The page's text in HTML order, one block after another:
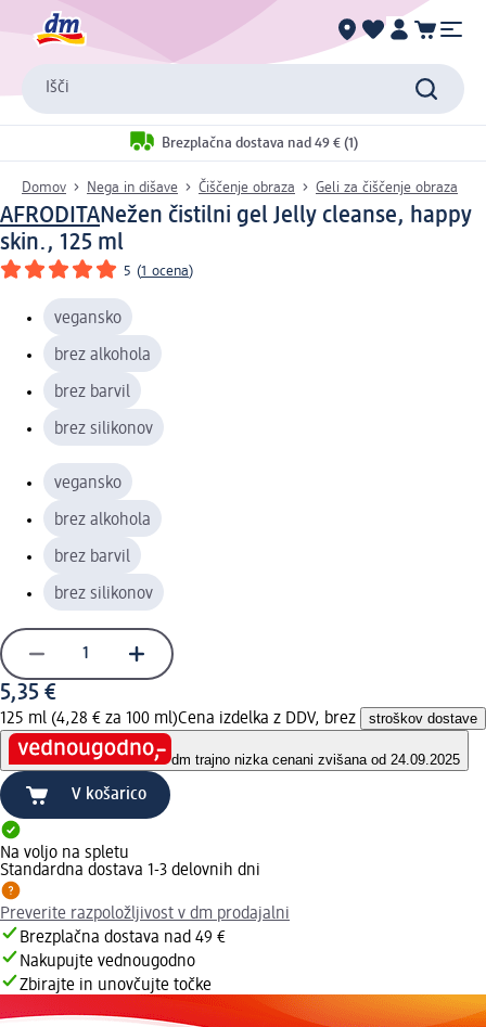
Išči
Brezplačna dostava nad 49 € (1)
Domov Nega in dišave Čiščenje obraza Geli za čiščenje obraza
AFRODITANežen čistilni gel Jelly cleanse, happy
skin., 125 ml
5 (1 ocena)
vegansko
brez alkohola
brez barvil
brez silikonov
vegansko
brez alkohola
brez barvil
brez silikonov
5,35 €
125 ml (4,28 € za 100 ml)Cena izdelka z DDV, brez stroškov dostave
dm trajno nizka cenani zvišana od 24.09.2025
V košarico
Na voljo na spletu
Standardna dostava 1-3 delovnih dni
Preverite razpoložljivost v dm prodajalni
Brezplačna dostava nad 49 €
Nakupujte vednougodno
Zbirajte in unovčujte točke